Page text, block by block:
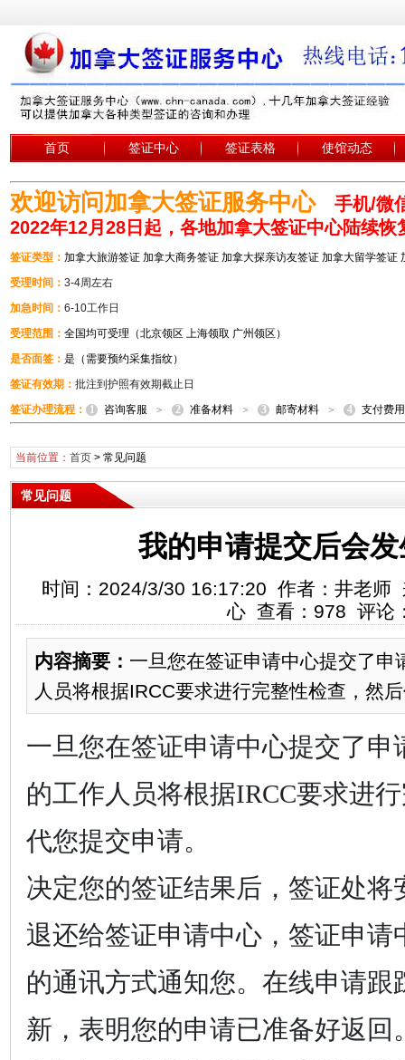
首页 签证中心 签证表格 使馆动态
欢迎访问加拿大签证服务中心
手机/微
2022年12月28日起，各地加拿大签证中心陆续恢
签证类型： 加拿大旅游签证 加拿大商务签证 加拿大探亲访友签证 加拿大留学签证
受理时间： 3-4周左右
加急时间： 6-10工作日
受理范围： 全国均可受理（北京领区 上海领取 广州领区）
是否面签： 是（需要预约采集指纹）
签证有效期： 批注到护照有效期截止日
签证办理流程： 1 咨询客服 > 2 准备材料 > 3 邮寄材料 > 4 支付费用
当前位置： 首页> 常见问题
常见问题
我的申请提交后会
时间：2024/3/30 16:17:20 作者：井老师
心 查看：978 评论
内容摘要： 一旦您在签证申请中心提交了申
人员将根据IRCC要求进行完整性检查，然
一旦您在签证申请中心提交了申
的工作人员将根据IRCC要求进
代您提交申请。
决定您的签证结果后，签证处将
退还给签证申请中心，签证申请
的通讯方式通知您。在线申请跟
新，表明您的申请已准备好返回